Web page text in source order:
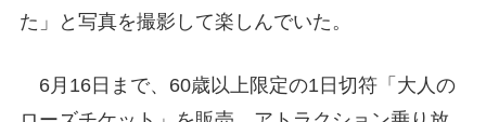
た」と写真を撮影して楽しんでいた。
6月16日まで、60歳以上限定の1日切符「大人の